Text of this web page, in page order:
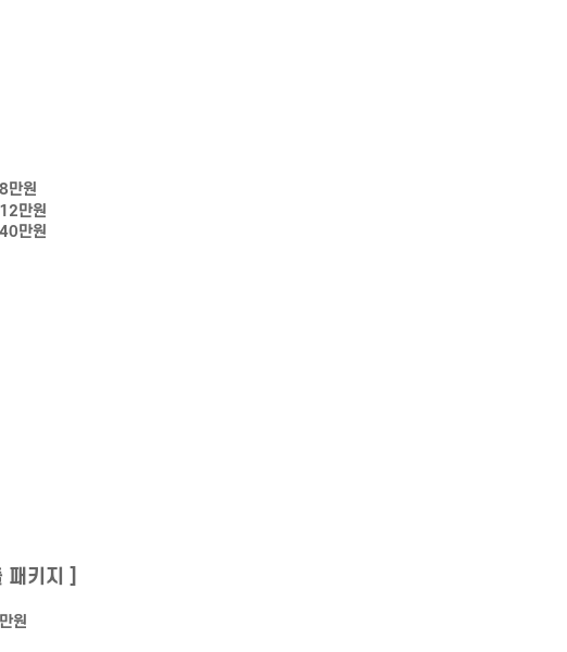
8만원
12만원
40만원
키지 ]
원